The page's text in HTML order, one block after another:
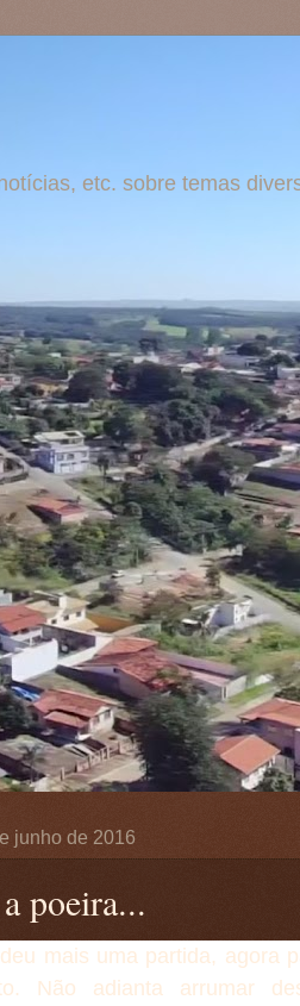
etc. sobre temas
junho de 2016
poeira...
mais uma partida, agora
Não adianta arrumar